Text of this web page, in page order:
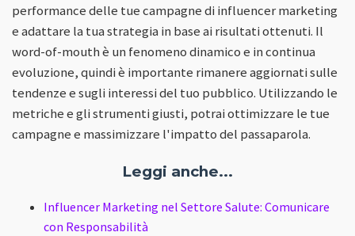
performance delle tue campagne di influencer marketing
e adattare la tua strategia in base ai risultati ottenuti. Il
word-of-mouth è un fenomeno dinamico e in continua
evoluzione, quindi è importante rimanere aggiornati sulle
tendenze e sugli interessi del tuo pubblico. Utilizzando le
metriche e gli strumenti giusti, potrai ottimizzare le tue
campagne e massimizzare l'impatto del passaparola.
Leggi anche...
Influencer Marketing nel Settore Salute: Comunicare
con Responsabilità